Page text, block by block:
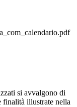
si avvalgono di
finalità illustrate nella